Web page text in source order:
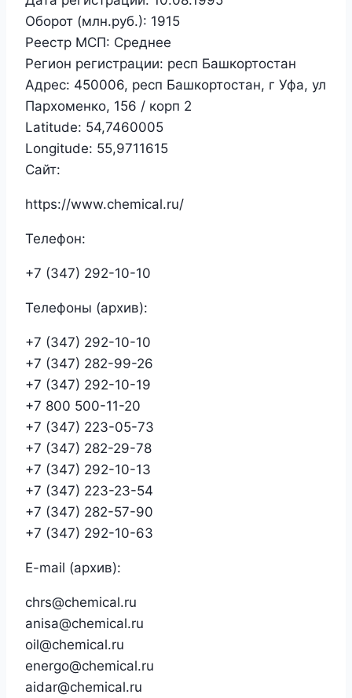
Оборот (млн.руб.): 1915
Реестр МСП: Среднее
Регион регистрации: респ Башкортостан
Адрес: 450006, респ Башкортостан, г Уфа, ул
Пархоменко, 156 / корп 2
Latitude: 54,7460005
Longitude: 55,9711615
Сайт:
https://www.chemical.ru/
Телефон:
+7 (347) 292-10-10
Телефоны (архив):
+7 (347) 292-10-10
+7 (347) 282-99-26
+7 (347) 292-10-19
+7 800 500-11-20
+7 (347) 223-05-73
+7 (347) 282-29-78
+7 (347) 292-10-13
+7 (347) 223-23-54
+7 (347) 282-57-90
+7 (347) 292-10-63
E-mail (архив):
chrs@chemical.ru
anisa@chemical.ru
oil@chemical.ru
energo@chemical.ru
aidar@chemical.ru